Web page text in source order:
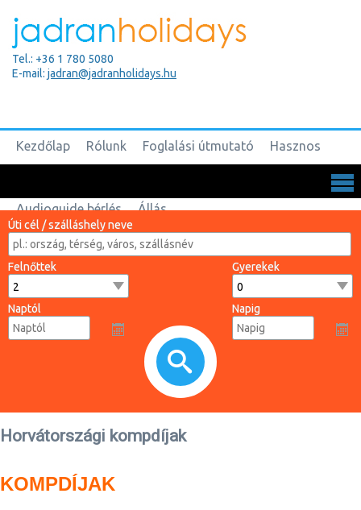
Tel.: +36 1 780 5080
E-mail: jadran@jadranholidays.hu
Kezdőlap Rólunk Foglalási útmutató Hasznos
Audioguide bérlés Állás
Úti cél / szálláshely neve
Felnőttek Gyerekek
Naptól Napig
Horvátországi kompdíjak
KOMPDÍJAK